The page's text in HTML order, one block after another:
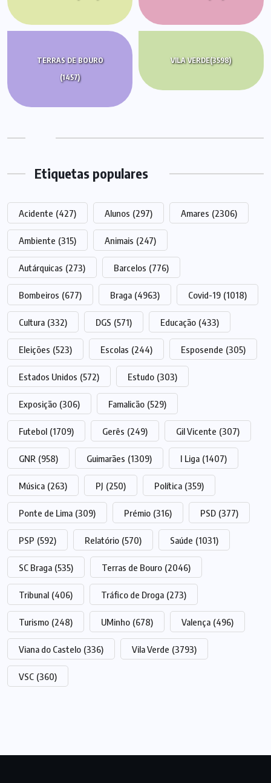
TERRAS DE BOURO
(1457)
VILA VERDE(3598)
Etiquetas populares
Acidente (427) Alunos (297) Amares (2306)
Ambiente (315) Animais (247)
Autárquicas (273) Barcelos (776)
Bombeiros (677) Braga (4963) Covid-19 (1018)
Cultura (332) DGS (571) Educação (433)
Eleições (523) Escolas (244) Esposende (305)
Estados Unidos (572) Estudo (303)
Exposição (306) Famalicão (529)
Futebol (1709) Gerês (249) Gil Vicente (307)
GNR (958) Guimarães (1309) I Liga (1407)
Música (263) PJ (250) Política (359)
Ponte de Lima (309) Prémio (316) PSD (377)
PSP (592) Relatório (570) Saúde (1031)
SC Braga (535) Terras de Bouro (2046)
Tribunal (406) Tráfico de Droga (273)
Turismo (248) UMinho (678) Valença (496)
Viana do Castelo (336) Vila Verde (3793)
VSC (360)